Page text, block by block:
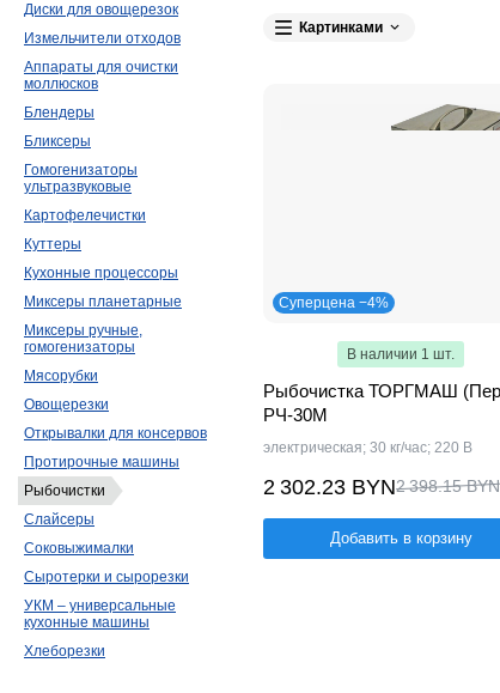
Картинками
Суперцена −4%
В наличии 1 шт.
Рыбочистка ТОРГМАШ
РЧ-30М
электрическая; 30 кг/час; 220 В
2 302.23 BYN2 398.15 BYN
Добавить в корзину
Диски для овощерезок
Измельчители отходов
Аппараты для очистки
моллюсков
Блендеры
Бликсеры
Гомогенизаторы
ультразвуковые
Картофелечистки
Куттеры
Кухонные процессоры
Миксеры планетарные
Миксеры ручные,
гомогенизаторы
Мясорубки
Овощерезки
Открывалки для консервов
Протирочные машины
Рыбочистки
Слайсеры
Соковыжималки
Сыротерки и сырорезки
УКМ – универсальные
кухонные машины
Хлеборезки